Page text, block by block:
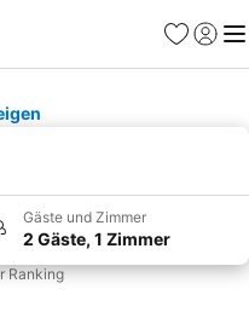
Favoriten
Gäste und Zimmer
2 Gäste, 1 Zimmer
Ranking